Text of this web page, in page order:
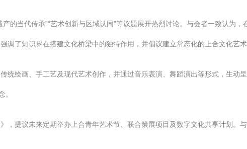
的当代传承”“艺术创新与区域认同”等议题展开热烈讨论。与会者一致认为，
了知识界在搭建文化桥梁中的独特作用，并倡议建立常态化的上合文化艺术
绘画、手工艺及现代艺术创作，并通过音乐表演、舞蹈演出等形式，生动
。
提议未来定期举办上合青年艺术节、联合策展项目及数字文化共享计划。